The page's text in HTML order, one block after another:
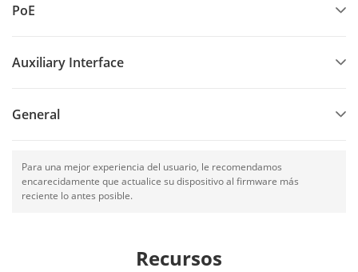
PoE
Auxiliary Interface
General
Para una mejor experiencia del usuario, le recomendamos
encarecidamente que actualice su dispositivo al firmware más
reciente lo antes posible.
Recursos